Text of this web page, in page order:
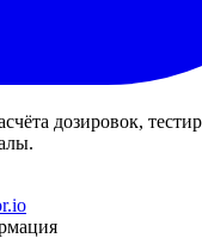
дозировок,